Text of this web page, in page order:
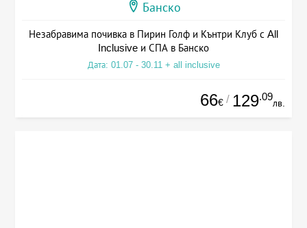
Банско
Незабравима почивка в Пирин Голф и Кънтри Клуб с All
Inclusive и СПА в Банско
Дата: 01.07 - 30.11 + all inclusive
66€ / 129.09
лв.